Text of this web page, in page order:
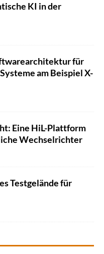
KI in der
für
am Beispiel X-
Eine HiL-Plattform
Wechselrichter
Testgelände für